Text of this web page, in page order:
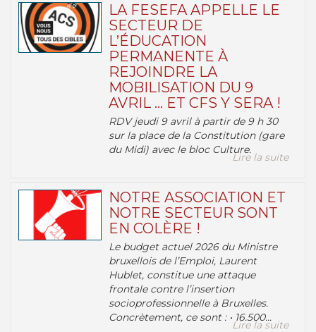
LA FESEFA APPELLE LE
SECTEUR DE
L’ÉDUCATION
PERMANENTE À
REJOINDRE LA
MOBILISATION DU 9
AVRIL … ET CFS Y SERA !
RDV jeudi 9 avril à partir de 9 h 30
sur la place de la Constitution (gare
du Midi) avec le bloc Culture.
Lire la suite
NOTRE ASSOCIATION ET
NOTRE SECTEUR SONT
EN COLÈRE !
Le budget actuel 2026 du Ministre
bruxellois de l’Emploi, Laurent
Hublet, constitue une attaque
frontale contre l’insertion
socioprofessionnelle à Bruxelles.
Concrètement, ce sont : • 16.500...
Lire la suite